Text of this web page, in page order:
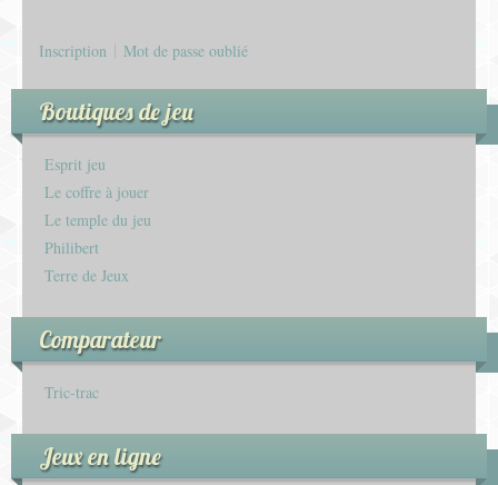
Inscription Mot de passe oublié
Boutiques de jeu
Esprit jeu
Le coffre à jouer
Le temple du jeu
Philibert
Terre de Jeux
Comparateur
Tric-trac
Jeux en ligne